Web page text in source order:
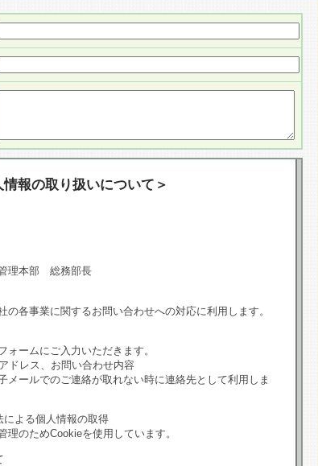
情報の取り扱いについて＞
理本部 総務部長
の各事業に関するお問い合わせへの対応に利用します。
ォームにご入力いただきます。
ドレス、お問い合わせ内容
メールでのご連絡が取れない時に連絡先として利用しま
よる個人情報の取得
理のためCookieを使用しています。